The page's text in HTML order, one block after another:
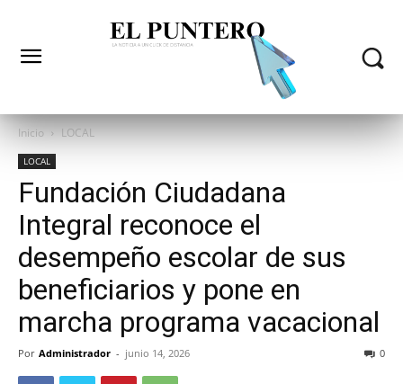
Inicio LOCAL
LOCAL
Fundación Ciudadana
Integral reconoce el
desempeño escolar de sus
beneficiarios y pone en
marcha programa vacacional
Por Administrador - junio 14, 2026 0